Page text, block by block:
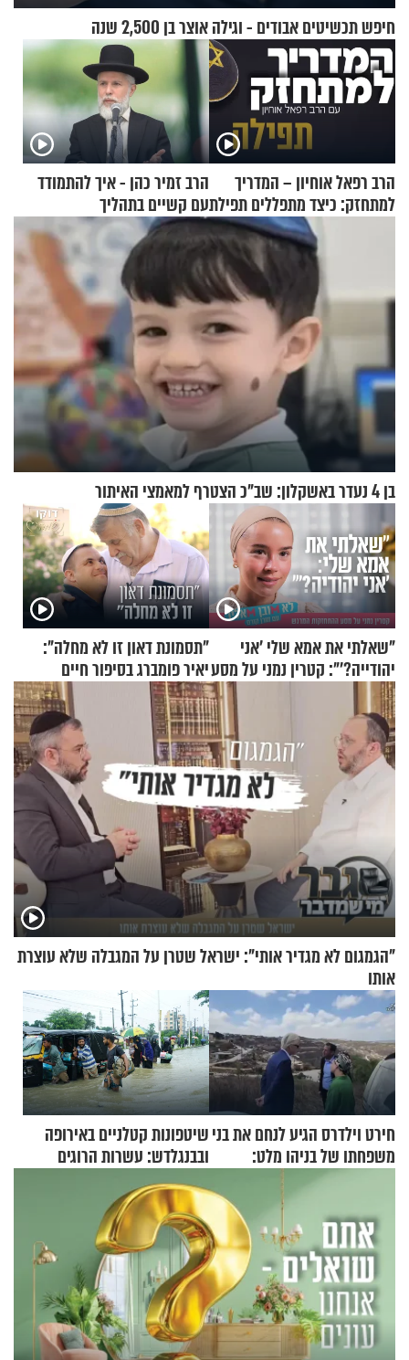
חיפש תכשיטים אבודים - וגילה אוצר בן 2,500 שנה
הרב רפאל אוחיון – המדריך
למתחזק: כיצד מתפללים תפילת
שמונה עשרה?
הרב זמיר כהן - איך להתמודד
עם קשיים בתהליך
ההתחזקות?
בן 4 נעדר באשקלון: שב"כ הצטרף למאמצי האיתור
"שאלתי את אמא שלי 'אני
יהודייה?'": קטרין נמני על מסע
ההתחזקות המרגש
"תסמונת דאון זו לא מחלה":
יאיר פומברג בסיפור חיים
מעורר השראה
"הגמגום לא מגדיר אותי": ישראל שטרן על המגבלה שלא עוצרת
אותו
חירט וילדרס הגיע לנחם את בני
משפחתו של בניהו מלט:
"מיליונים באירופה תומכים
שיטפונות קטלניים באירופה
ובבנגלדש: עשרות הרוגים
ומיליון נפגעים